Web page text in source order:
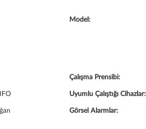
Model:
Çalışma Prensibi:
Uyumlu Çalıştığı Cihazlar:
Görsel Alarmlar: